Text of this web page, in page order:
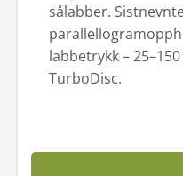
sålabber.
labbetrykk –
TurboDisc.